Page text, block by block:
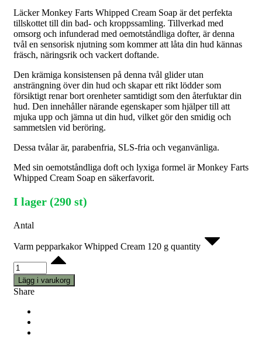
Läcker Monkey Farts Whipped Cream Soap är det perfekta
tillskottet till din bad- och kroppssamling. Tillverkad med
omsorg och infunderad med oemotståndliga dofter, är denna
tvål en sensorisk njutning som kommer att låta din hud kännas
fräsch, näringsrik och vackert doftande.
Den krämiga konsistensen på denna tvål glider utan
ansträngning över din hud och skapar ett rikt lödder som
försiktigt renar bort orenheter samtidigt som den återfuktar din
hud. Den innehåller närande egenskaper som hjälper till att
mjuka upp och jämna ut din hud, vilket gör den smidig och
sammetslen vid beröring.
Dessa tvålar är, parabenfria, SLS-fria och veganvänliga.
Med sin oemotståndliga doft och lyxiga formel är Monkey Farts
Whipped Cream Soap en säkerfavorit.
I lager (290 st)
Antal
Varm pepparkakor Whipped Cream 120 g quantity
Lägg i varukorg
Share